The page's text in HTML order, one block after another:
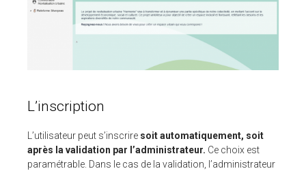
L’inscription
L’utilisateur peut s’inscrire soit automatiquement, soit
après la validation par l’administrateur. Ce choix est
paramétrable. Dans le cas de la validation, l’administrateur